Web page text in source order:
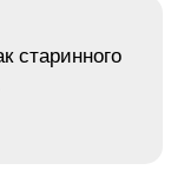
старинного